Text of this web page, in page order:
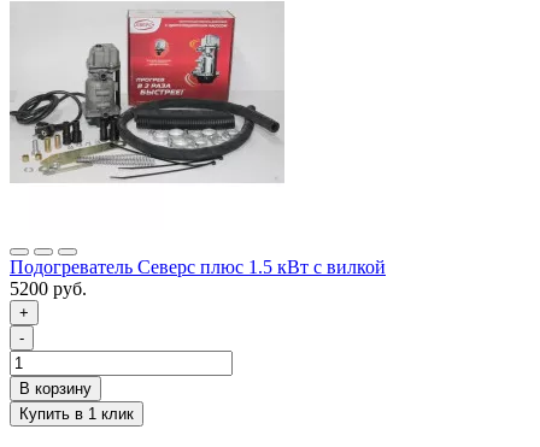
Подогреватель Северс плюс 1.5 кВт с вилкой
5200 руб.
+
-